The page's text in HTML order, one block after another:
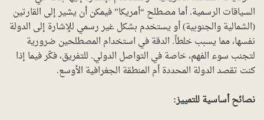
السياقات الرسمية. أما مصطلح “أمريكا” فيمكن أن يشير إلى القارتين
(الشمالية والجنوبية) أو يستخدم بشكل غير رسمي للإشارة إلى الدولة
نفسها، مما يسبب خلطاً. الدقة في استخدام المصطلحين ضرورية
لتجنب سوء الفهم، خاصة في التواصل الدولي. للتفريق، فكّر فيما إذا
كنت تقصد الدولة المحددة أم المنطقة الجغرافية الأوسع.
نصائح أساسية للتمييز: